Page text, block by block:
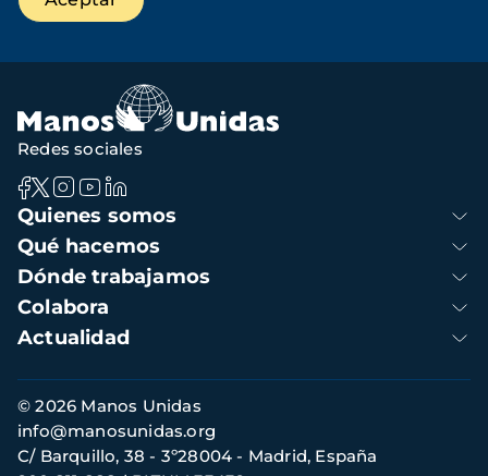
Navegación
principal
Quienes somos
Qué hacemos
Dónde trabajamos
Colabora
Actualidad
Redes sociales
Información
de
contacto
© 2026 Manos Unidas
C/ Barquillo, 38 - 3º28004 - Madrid, España
info@manosunidas.org